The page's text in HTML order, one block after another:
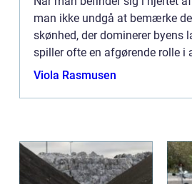
man ikke undgå at bemærke
skønhed, der dominerer byens
spiller ofte en afgørende rolle i
visuelle mestervær...
Viola Rasmusen